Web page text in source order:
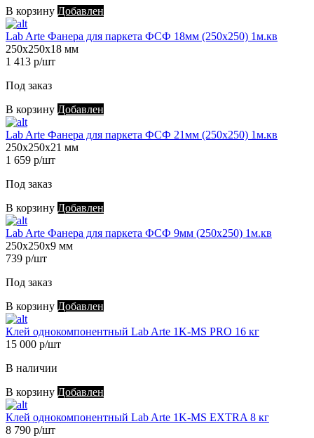
В корзину Добавлен
Lab Arte Фанера для паркета ФСФ 18мм (250х250) 1м.кв
250х250х18 мм
1 413 р/шт
Под заказ
В корзину Добавлен
Lab Arte Фанера для паркета ФСФ 21мм (250х250) 1м.кв
250х250х21 мм
1 659 р/шт
Под заказ
В корзину Добавлен
Lab Arte Фанера для паркета ФСФ 9мм (250х250) 1м.кв
250х250х9 мм
739 р/шт
Под заказ
В корзину Добавлен
Клей однокомпонентный Lab Arte 1K-MS PRO 16 кг
15 000 р/шт
В наличии
В корзину Добавлен
Клей однокомпонентный Lab Arte 1K-MS EXTRA 8 кг
8 790 р/шт